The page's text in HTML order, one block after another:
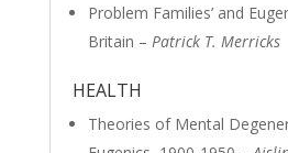
Problem Families’ and
Britain – Patrick T. Merricks
HEALTH
Theories of Mental